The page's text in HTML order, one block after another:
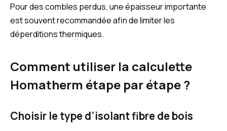
Pour des combles perdus, une épaisseur importante
est souvent recommandée afin de limiter les
déperditions thermiques.
Comment utiliser la calculette
Homatherm étape par étape ?
Choisir le type d’isolant fibre de bois